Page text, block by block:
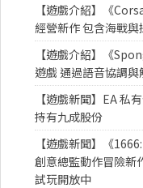
【遊戲介紹】《
經營新作 包含海戰
【遊戲介紹】《
遊戲 通過語音協調
【遊戲新聞】EA 私
持有九成股份
【遊戲新聞】《
創意總監動作冒險新
試玩開放中